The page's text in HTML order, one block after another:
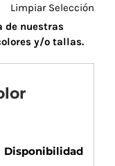
Limpiar Selección
de nuestras
y/o tallas.
Disponibilidad